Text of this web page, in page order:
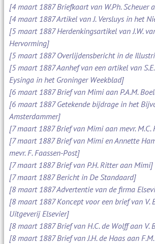
[4 maart 1887 Briefkaart van W.Ph. Scheuer
[4 maart 1887 Artikel van J. Versluys in het
[5 maart 1887 Herdenkingsartikel van J.W.
Hervorming]
[5 maart 1887 Overlijdensbericht in de
[5 maart 1887 Aanhef van een artikel van
Eysinga in het Groninger Weekblad]
[6 maart 1887 Brief van Mimi aan P.A.M.
[6 maart 1887 Getekende bijdrage in het
Amsterdammer]
[7 maart 1887 Brief van Mimi aan mevr. M.C.
[7 maart 1887 Brief van Mimi en Annette
mevr. F. Faassen-Post]
[7 maart 1887 Brief van P.H. Ritter aan Mimi]
[7 maart 1887 Bericht in De Standaard]
[8 maart 1887 Advertentie van de firma
[8 maart 1887 Koncept voor een brief van V.
Uitgeverij Elsevier]
[8 maart 1887 Brief van H.C. de Wolff aan V.
[8 maart 1887 Brief van J.H. de Haas aan